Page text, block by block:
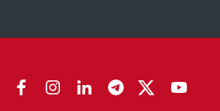
FacebookInstagramLinkedinTelegram
Twitter